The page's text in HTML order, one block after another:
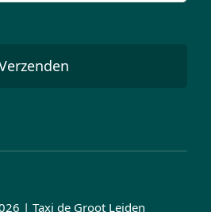
| Taxi de Groot Leiden